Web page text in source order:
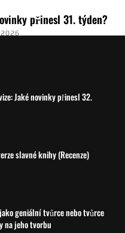
přinesl 31. týden?
Jaké novinky přinesl 32.
slavné knihy (Recenze)
geniální tvůrce nebo tvůrce
na jeho tvorbu